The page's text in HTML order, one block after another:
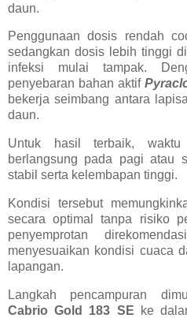
daun.
Penggunaan dosis rendah
sedangkan dosis lebih tinggi
infeksi mulai tampak.
penyebaran bahan aktif
bekerja seimbang antara
daun.
Untuk hasil terbaik, waktu
berlangsung pada pagi atau
stabil serta kelembapan tinggi.
Kondisi tersebut
secara optimal tanpa risiko
penyemprotan
menyesuaikan kondisi cuaca
lapangan.
Langkah pencampuran
Cabrio Gold 183 SE ke